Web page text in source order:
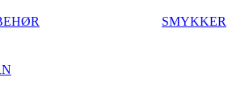
SMYKKER